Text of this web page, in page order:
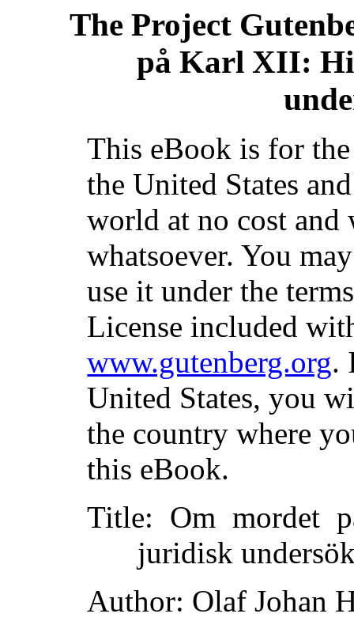
The Project
på Karl XII:
This eBook is for
the United States
world at no cost
whatsoever. You
use it under the
License included
www.gutenberg.org.
United States, you
the country where
this eBook.
Title: Om mordet
juridisk
Author: Olaf Johan